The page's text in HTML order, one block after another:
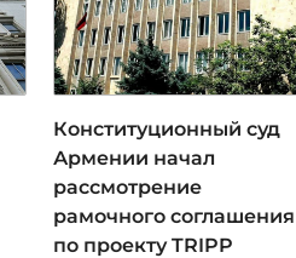
Конституционный суд
Армении начал
рассмотрение
рамочного соглашения
по проекту TRIPP